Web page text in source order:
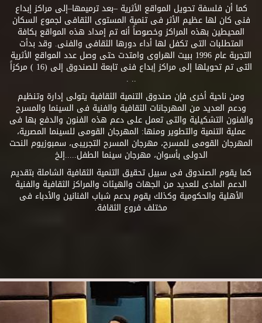
كما أن فلسفة تحويل المواقع الأثرية –بعد ترميمها–إلى مراكز إبداع
فنى كان لها عظيم الأثر فى تنمية المستوى الثقافى لجموع السكان
المحيطين بهذه المراكز وخصوصاً أنه تم إمداد هذه المواقع بكافة
المتطلبات التى تكفل لها أداء دورها الثقافى والفنى. وقد بدأت
التجربة عام 1996 ببيت الهراوى وامتدت حتى وصل عدد المواقع الأثرية
التى تم تحويلها إلى مراكز إبداع فنى تابعة للصندوق إلى (16 ) مركزاً
.. .
ومن ناحية أخرى فإن صندوق التنمية الثقافية يتولى إدارة وتنظيم
ودعم العديد من المهرجانات الثقافية والفنية فى السينما والمسرح
والفنون التشكيلية والتى تعمل على دعم هذه الفنون والدفع بها فى
عملية التنمية والتطوير ومنها: المهرجان القومى للسينما المصرية،
المهرجان القومى للمسرح، مهرجان المسرح التجريبى، سمبوزيوم النحت
الدولى بأسوان، مهرجان سينما الطفل.....إلخ
كما يقوم الصندوق فى سبيل تحقيق التنمية الثقافية الشاملة بتقديم
الدعم المادى للعديد من الجهات والهيئات والمراكز الثقافية والفنية
الأهلية والحكومية وكذلك يقوم بدعم شباب الفنانين والأدباء فى
مختلف فروع الثقافة.